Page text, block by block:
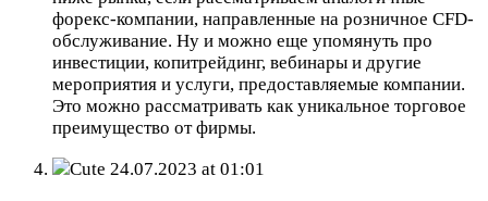
форекс-компании, направленные на розничное CFD-
обслуживание. Ну и можно еще упомянуть про
инвестиции, копитрейдинг, вебинары и другие
мероприятия и услуги, предоставляемые компании.
Это можно рассматривать как уникальное торговое
преимущество от фирмы.
Cute 24.07.2023 at 01:01